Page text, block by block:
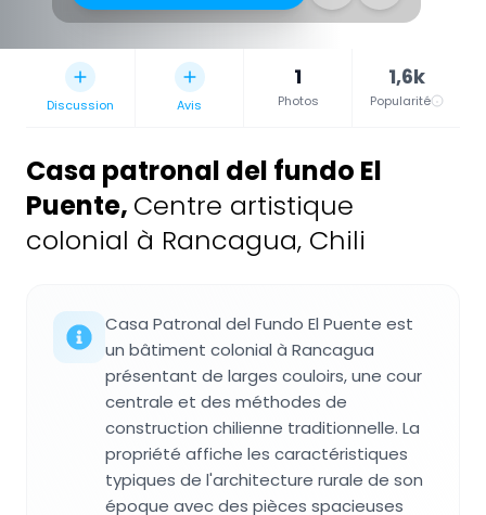
Discussion Avis
1
Photos
1,6k
Popularité
Casa patronal del fundo El
Puente, Centre artistique
colonial à Rancagua, Chili
Casa Patronal del Fundo El Puente est
un bâtiment colonial à Rancagua
présentant de larges couloirs, une cour
centrale et des méthodes de
construction chilienne traditionnelle. La
propriété affiche les caractéristiques
typiques de l'architecture rurale de son
époque avec des pièces spacieuses